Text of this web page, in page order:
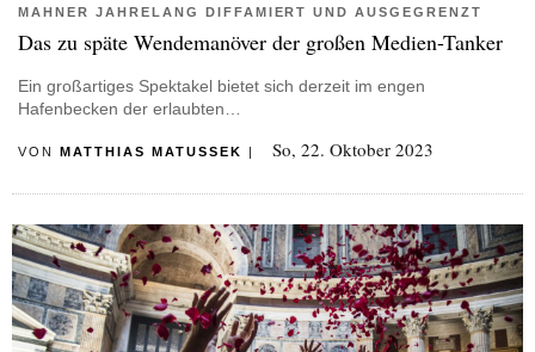
MAHNER JAHRELANG DIFFAMIERT UND AUSGEGRENZT
Das zu späte Wendemanöver der großen Medien-Tanker
Ein großartiges Spektakel bietet sich derzeit im engen
Hafenbecken der erlaubten…
VON MATTHIAS MATUSSEK | So, 22. Oktober 2023